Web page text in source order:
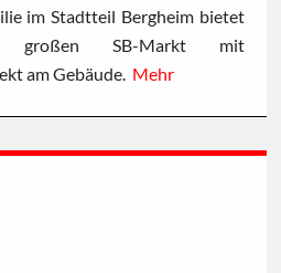
im Stadtteil Bergheim bietet
SB-Markt mit
am Gebäude. Mehr